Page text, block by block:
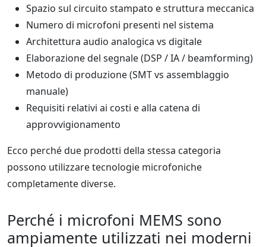
Spazio sul circuito stampato e struttura meccanica
Numero di microfoni presenti nel sistema
Architettura audio analogica vs digitale
Elaborazione del segnale (DSP / IA / beamforming)
Metodo di produzione (SMT vs assemblaggio
manuale)
Requisiti relativi ai costi e alla catena di
approvvigionamento
Ecco perché due prodotti della stessa categoria
possono utilizzare tecnologie microfoniche
completamente diverse.
Perché i microfoni MEMS sono
ampiamente utilizzati nei moderni